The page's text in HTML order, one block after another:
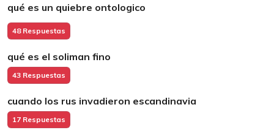
qué es un quiebre ontologico
48 Respuestas
qué es el soliman fino
43 Respuestas
cuando los rus invadieron escandinavia
17 Respuestas